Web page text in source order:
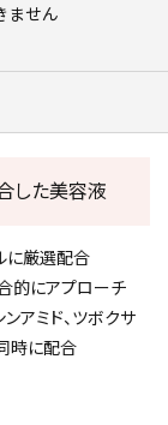
ません
した美容液
に厳選配合
的にアプローチ
アミド、ツボクサ
時に配合